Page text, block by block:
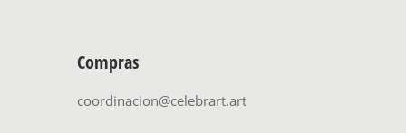
Compras
coordinacion@celebrart.art